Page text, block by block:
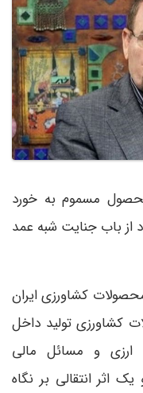
مسموم به خورد
از باب جنایت شبه عمد
کشاورزی ایران
کشاورزی تولید داخل
ارزی و مسائل مالی
اثر انتقالی بر نگاه